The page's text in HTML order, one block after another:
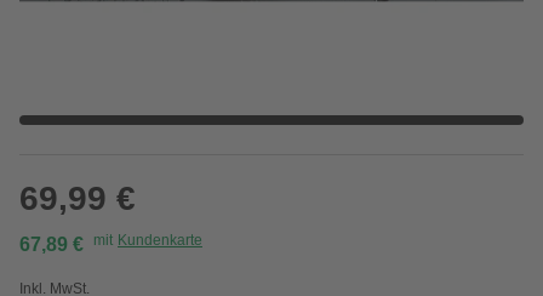
69,99 €
67,89 € mit Kundenkarte
Inkl. MwSt.